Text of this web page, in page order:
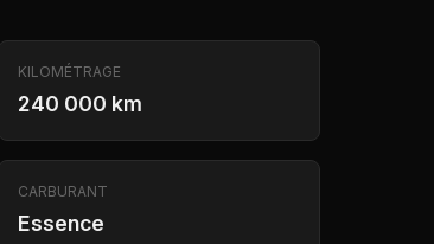
KILOMÉTRAGE
240 000 km
CARBURANT
Essence